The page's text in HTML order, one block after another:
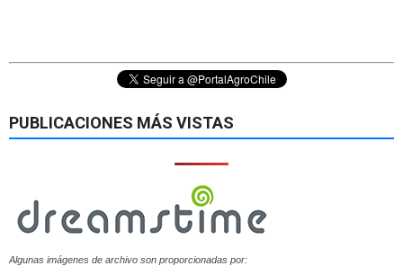
PUBLICACIONES MÁS VISTAS
Algunas imágenes de archivo son proporcionadas por: